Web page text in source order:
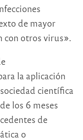
de mayor
con otros virus».
la aplicación
científica
los 6 meses
de
o